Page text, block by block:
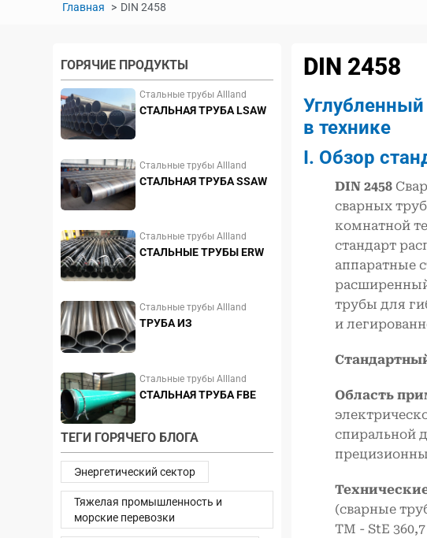
Главная DIN 2458
ГОРЯЧИЕ ПРОДУКТЫ
Стальные трубы Allland
СТАЛЬНАЯ ТРУБА LSAW
Стальные трубы Allland
СТАЛЬНАЯ ТРУБА SSAW
Стальные трубы Allland
СТАЛЬНЫЕ ТРУБЫ ERW
Стальные трубы Allland
ТРУБА ИЗ
Стальные трубы Allland
СТАЛЬНАЯ ТРУБА FBE
ТЕГИ ГОРЯЧЕГО БЛОГА
Энергетический сектор
Тяжелая промышленность и
морские перевозки
DIN 2458
Углубленный
в технике
I. Обзор
DIN 2458
сварных
комнатной
стандарт
аппаратные
трубы для
и
Область
спиральной
(сварные
TM - StE